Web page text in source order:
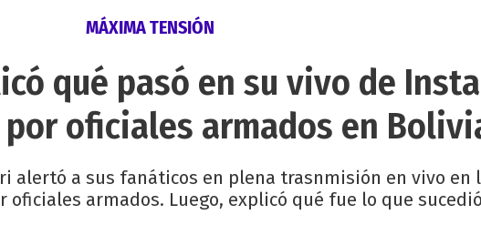
MÁXIMA TENSIÓN
qué pasó en su vivo de
oficiales armados en
alertó a sus fanáticos en plena trasnmisión en vivo en
oficiales armados. Luego, explicó qué fue lo que